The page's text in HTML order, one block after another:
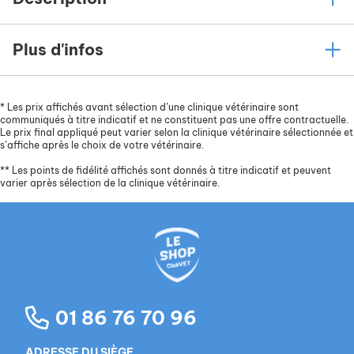
Plus d'infos
* Les prix affichés avant sélection d’une clinique vétérinaire sont
communiqués à titre indicatif et ne constituent pas une offre contractuelle.
Le prix final appliqué peut varier selon la clinique vétérinaire sélectionnée et
s’affiche après le choix de votre vétérinaire.
** Les points de fidélité affichés sont donnés à titre indicatif et peuvent
varier après sélection de la clinique vétérinaire.
01 86 76 70 96